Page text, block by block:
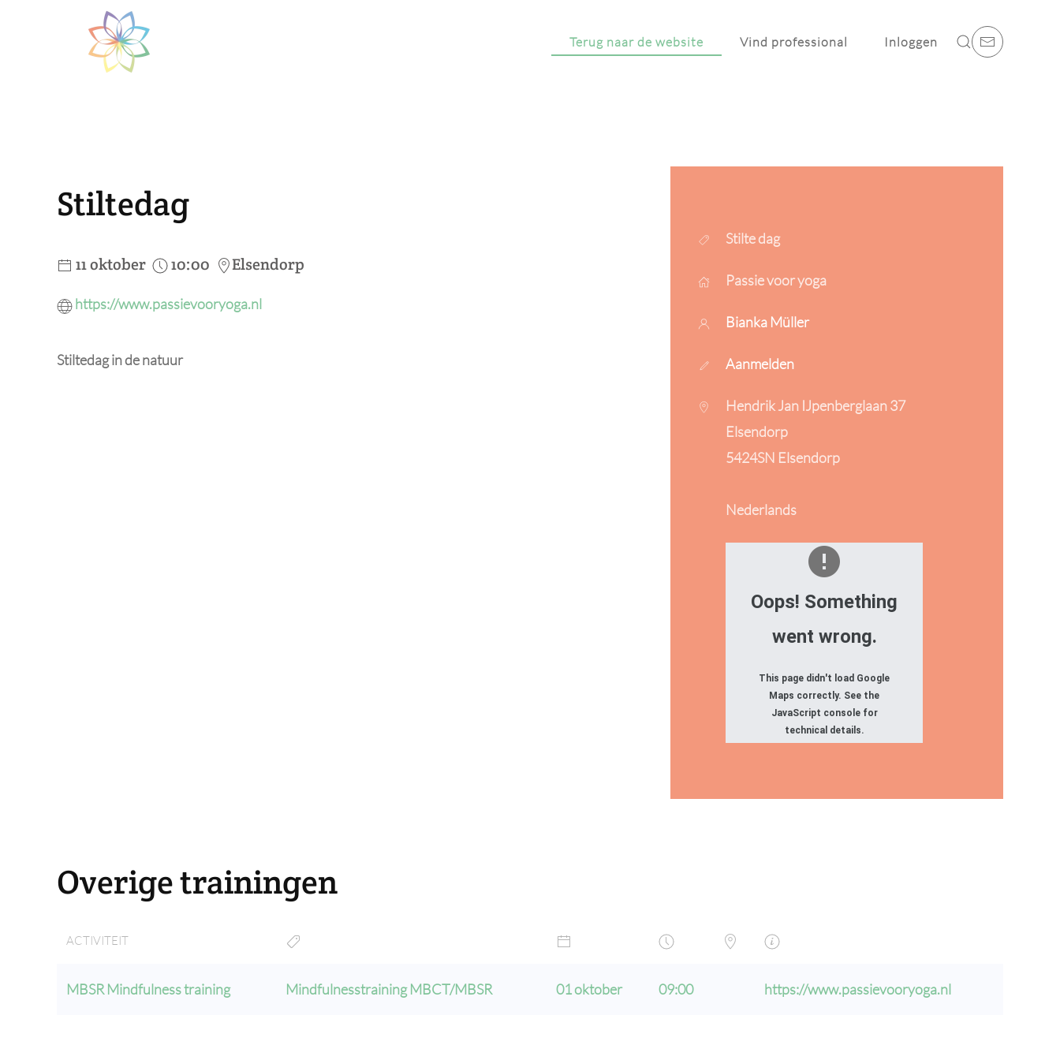
Skip to main content Terug naar de website Vind professional Inloggen
Stiltedag
11 oktober 10:00 Elsendorp
https://www.passievooryoga.nl
Stiltedag in de natuur
Stilte dag
Passie voor yoga
Bianka Müller
Aanmelden
Hendrik Jan IJpenberglaan 37
Elsendorp
5424SN Elsendorp
Nederlands
Oops! Something
went wrong.
This page didn't load Google
Maps correctly. See the
JavaScript console for
technical details.
Overige trainingen
ACTIVITEIT
MBSR Mindfulness training Mindfulnesstraining MBCT/MBSR 01 oktober 09:00 https://www.passievooryoga.nl